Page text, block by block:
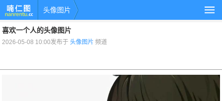
头像图片
喜欢一个人的头像图片
2026-05-08 10:00发布于头像图片 频道